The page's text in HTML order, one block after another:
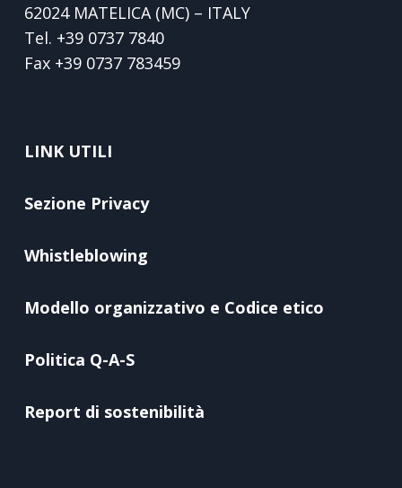
62024 MATELICA (MC) – ITALY
Tel. +39 0737 7840
Fax +39 0737 783459
LINK UTILI
Sezione Privacy
Whistleblowing
Modello organizzativo e Codice etico
Politica Q-A-S
Report di sostenibilità